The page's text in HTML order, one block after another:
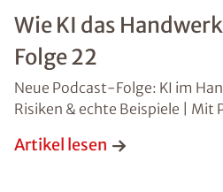
Wie KI das
Folge 22
Neue Podcast-Folge: KI im
Risiken & echte Beispiele | Mit
Artikel lesen